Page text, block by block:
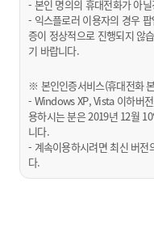
- 본인 명의의 휴대전화가 아
- 익스플로러 이용자의 경우
증이 정상적으로 진행되지 않
기 바랍니다.
※ 본인인증서비스(휴대전화
- Windows XP, Vista 이하버
용하시는 분은 2019년 12월
니다.
- 계속이용하시려면 최신 버
다.